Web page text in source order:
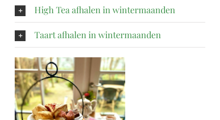
High Tea afhalen in wintermaanden
Taart afhalen in wintermaanden